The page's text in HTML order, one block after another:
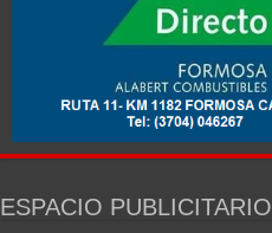
ESPACIO PUBLICITARIO